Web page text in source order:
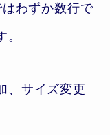
わずか数行で
、サイズ変更